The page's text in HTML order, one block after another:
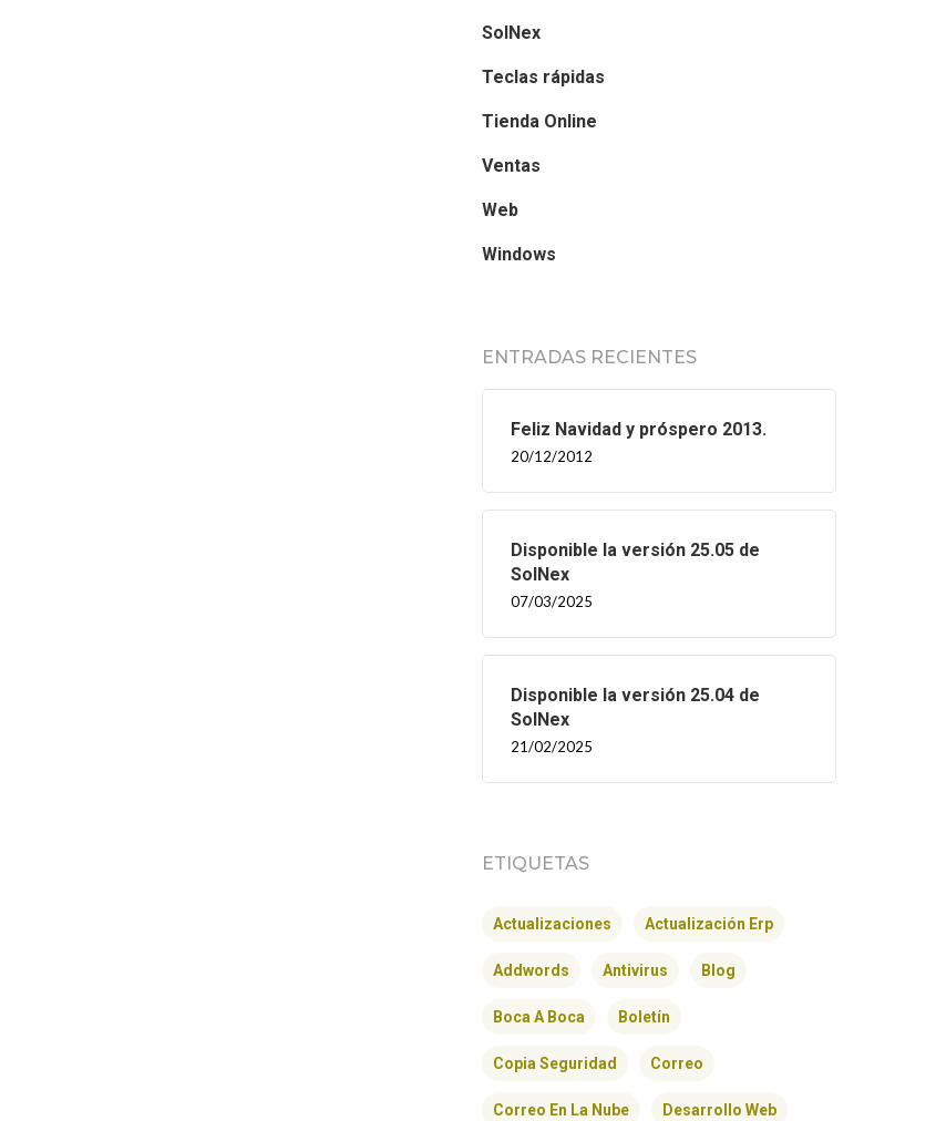
SolNex
Teclas rápidas
Tienda Online
Ventas
Web
Windows
ENTRADAS RECIENTES
Feliz Navidad y próspero 2013.
20/12/2012
Disponible la versión 25.05 de
SolNex
07/03/2025
Disponible la versión 25.04 de
SolNex
21/02/2025
ETIQUETAS
Actualizaciones Actualización Erp
Addwords Antivirus Blog
Boca A Boca Boletín
Copia Seguridad Correo
Correo En La Nube Desarrollo Web